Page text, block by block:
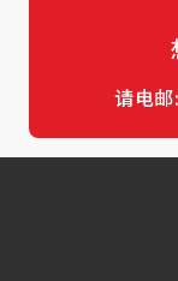
请电邮: